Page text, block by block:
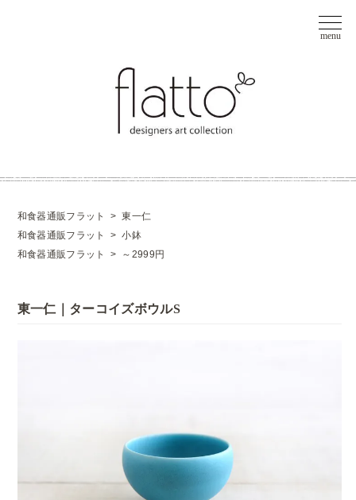
和食器通販フラット >東一仁
和食器通販フラット
>小鉢
和食器通販フラット
> ～2999円
東一仁｜ターコイズボウルS